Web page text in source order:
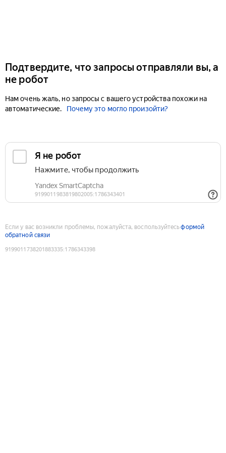
Подтвердите, что запросы отправляли вы, а
не робот
Нам очень жаль, но запросы с вашего устройства похожи на
автоматические.
Почему это могло произойти?
Если у вас возникли проблемы, пожалуйста, воспользуйтесьформой
обратной связи
9199011738201883335:1786343398